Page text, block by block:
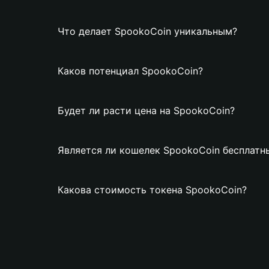
Что делает SpookoCoin уникальным?
Каков потенциал SpookoCoin?
Будет ли расти цена на SpookoCoin?
Является ли кошелек SpookoCoin
Какова стоимость токена SpookoCoin?